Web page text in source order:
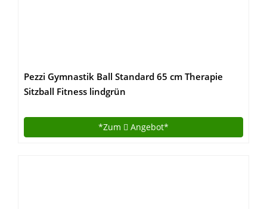
Pezzi Gymnastik Ball Standard 65 cm Therapie
Sitzball Fitness lindgrün
*Zum Angebot*